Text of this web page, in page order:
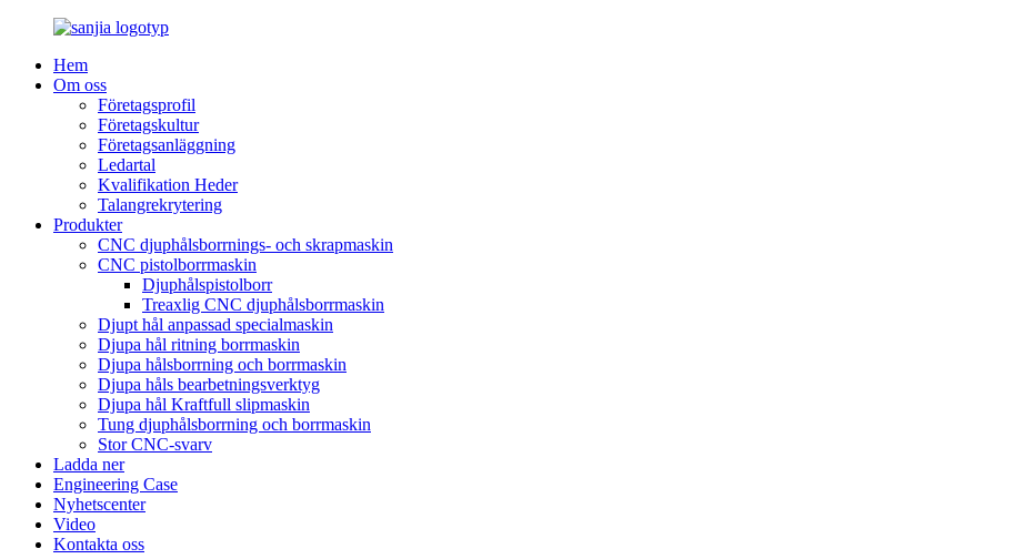
Hem
Om oss
Företagsprofil
Företagskultur
Företagsanläggning
Ledartal
Kvalifikation Heder
Talangrekrytering
Produkter
CNC djuphålsborrnings- och skrapmaskin
CNC pistolborrmaskin
Djuphålspistolborr
Treaxlig CNC djuphålsborrmaskin
Djupt hål anpassad specialmaskin
Djupa hål ritning borrmaskin
Djupa hålsborrning och borrmaskin
Djupa håls bearbetningsverktyg
Djupa hål Kraftfull slipmaskin
Tung djuphålsborrning och borrmaskin
Stor CNC-svarv
Ladda ner
Engineering Case
Nyhetscenter
Video
Kontakta oss